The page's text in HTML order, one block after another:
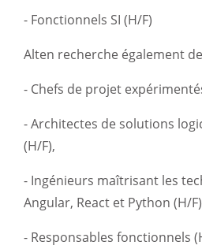
- Fonctionnels SI (H/F)
Alten recherche également
- Chefs de projet
- Architectes de solutions
(H/F),
- Ingénieurs maîtrisant les
Angular, React et Python (H/
- Responsables fonctionnels